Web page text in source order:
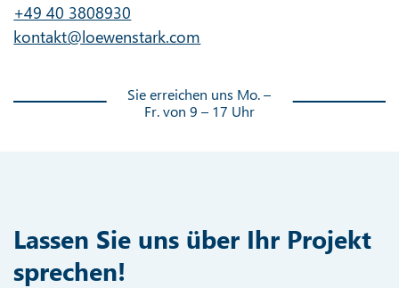
+49 40 3808930
kontakt@loewenstark.com
Sie erreichen uns Mo. –
Fr. von 9 – 17 Uhr
Lassen Sie uns über Ihr Projekt
sprechen!